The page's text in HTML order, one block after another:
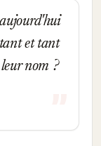
et tant
nom ?